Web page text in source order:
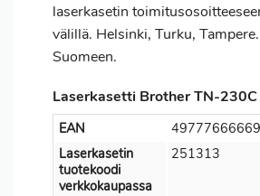
laserkasetin
välillä. Helsinki, Turku,
Suomeen.
Laserkasetti Brother TN-
EAN
Laserkasetin
tuotekoodi
verkkokaupassa
251313